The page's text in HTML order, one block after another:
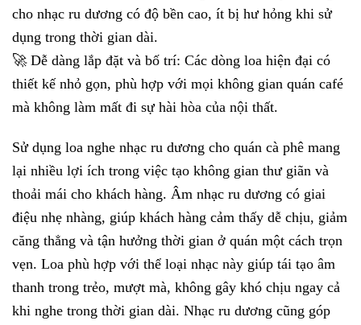
cho nhạc ru dương có độ bền cao, ít bị hư hỏng khi sử
dụng trong thời gian dài.
🚀 Dễ dàng lắp đặt và bố trí: Các dòng loa hiện đại có
thiết kế nhỏ gọn, phù hợp với mọi không gian quán café
mà không làm mất đi sự hài hòa của nội thất.
Sử dụng loa nghe nhạc ru dương cho quán cà phê mang
lại nhiều lợi ích trong việc tạo không gian thư giãn và
thoải mái cho khách hàng. Âm nhạc ru dương có giai
điệu nhẹ nhàng, giúp khách hàng cảm thấy dễ chịu, giảm
căng thẳng và tận hưởng thời gian ở quán một cách trọn
vẹn. Loa phù hợp với thể loại nhạc này giúp tái tạo âm
thanh trong trẻo, mượt mà, không gây khó chịu ngay cả
khi nghe trong thời gian dài. Nhạc ru dương cũng góp